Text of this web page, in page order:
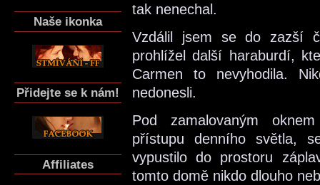
Naše ikonka
Přidejte se k nám!
Affiliates
tak nenechal.
Vzdálil jsem se do zazší
prohlížel další haraburdí,
Carmen to nevyhodila.
nedonesli.
Pod zamalovaným
přístupu denního světla,
vypustilo do prostoru
tomto domě nikdo dlouho